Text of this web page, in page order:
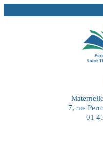
au
7, rue
01